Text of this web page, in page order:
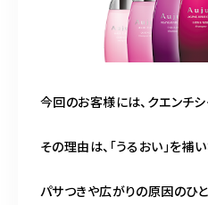
今回のお客様には、クエンチ
その理由は、「うるおい」を補
パサつきや広がりの原因のひ